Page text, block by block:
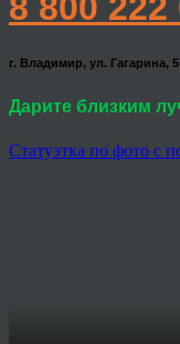
8 800 222
г. Владимир, ул. Гагарина, 5
Дарите близким
Статуэтка по фото с